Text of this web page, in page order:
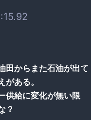
田からまた石油が出て
がある。
供給に変化が無い限
？